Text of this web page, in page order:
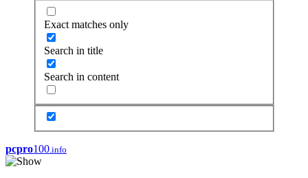
Exact matches only
Search in title
Search in content
pcpro100.info